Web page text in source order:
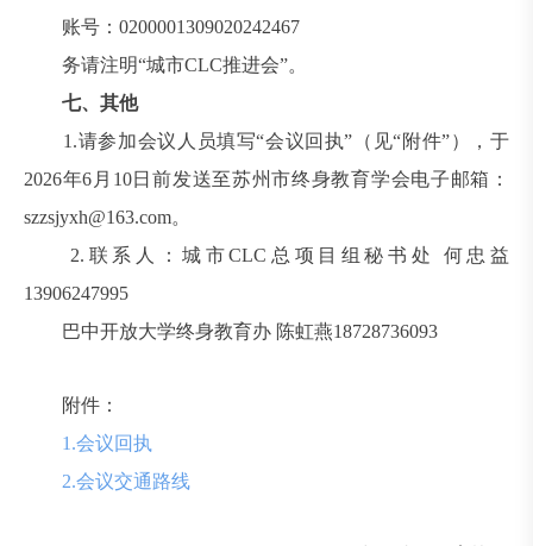
账号：0200001309020242467
务请注明“城市CLC推进会”。
七、其他
1.请参加会议人员填写“会议回执”（见“附件”），于
2026年6月10日前发送至苏州市终身教育学会电子邮箱：
szzsjyxh@163.com。
2.联系人：城市CLC总项目组秘书处 何忠益
13906247995
巴中开放大学终身教育办 陈虹燕18728736093
附件：
1.会议回执
2.会议交通路线